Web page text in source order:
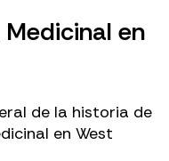
en
de la historia de
en West